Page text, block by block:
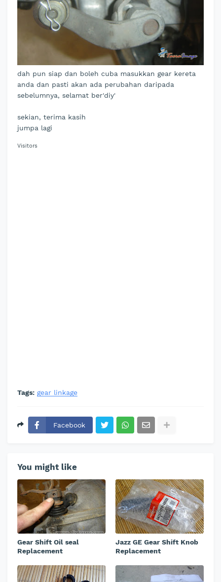
dah pun siap dan boleh cuba masukkan gear kereta
anda dan pasti akan ada perubahan daripada
sebelumnya, selamat ber'diy'
sekian, terima kasih
jumpa lagi
Visitors
Tags: gear linkage
Facebook
You might like
Gear Shift Oil seal
Replacement
Jazz GE Gear Shift Knob
Replacement